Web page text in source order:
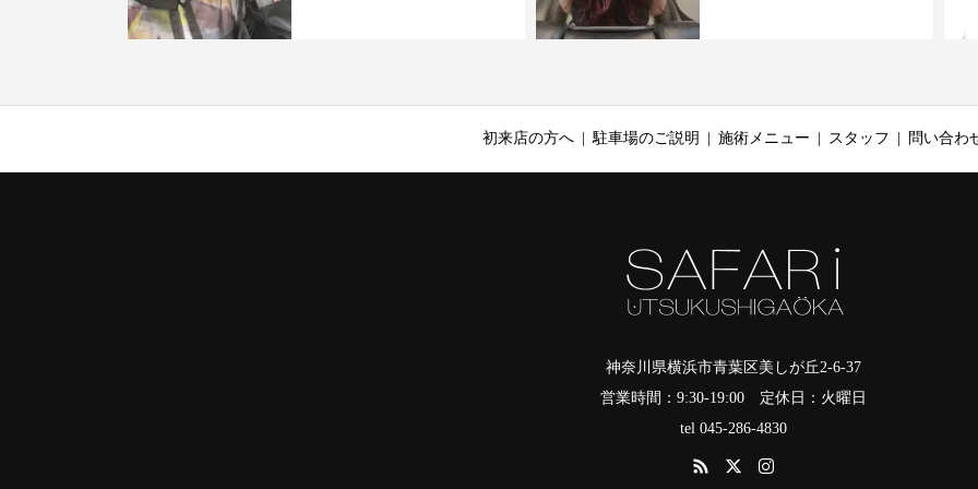
初来店の方へ 駐車場のご説明 施術メニュー スタッフ 問い合わ
神奈川県横浜市青葉区美しが丘2-6-37
営業時間：9:30-19:00 定休日：火曜日
tel 045-286-4830